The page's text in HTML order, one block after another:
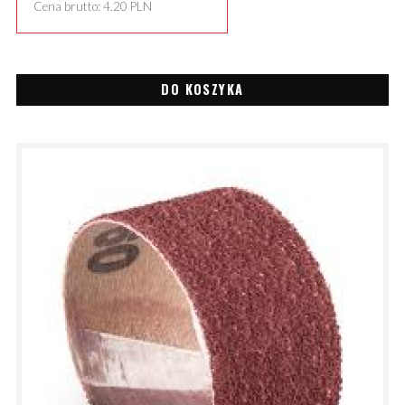
Cena brutto: 4.20 PLN
DO KOSZYKA